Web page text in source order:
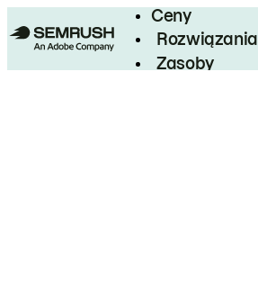
Ceny
Rozwiązania
Zasoby